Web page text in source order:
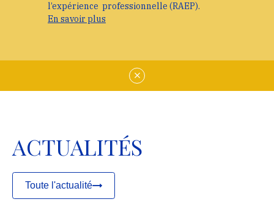
l’expérience professionnelle (RAEP).
En savoir plus
ACTUALITÉS
Toute l'actualité